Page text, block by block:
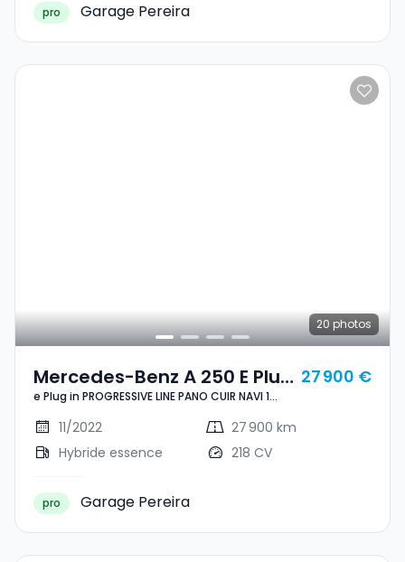
pro Garage Pereira
20 photos
Mercedes-Benz A 250 E Plug
In PROGRESSIVE LINE PANO
CUIR NAVI 1 HAND
e Plug in PROGRESSIVE LINE PANO CUIR NAVI 1
27 900 €
11/2022
27 900 km
Hybride essence
218 CV
pro Garage Pereira